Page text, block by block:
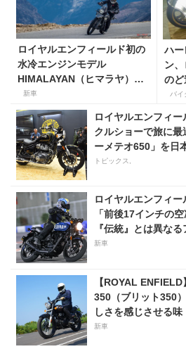
ロイヤルエンフィールド初の
水冷エンジンモデル
HIMALAYAN（ヒマラヤ）で
インドを走る
新車
ハ
ン
のど
目
ロ
バイ
ロイヤルエンフィ
クルショーで旅に
ーメテオ650」を日
トピックス,
ロイヤルエンフィ
「前後17インチの
『伝統』とは異なる
新車
【ROYAL
350（ブリット350
しさを感じさせる味
新車